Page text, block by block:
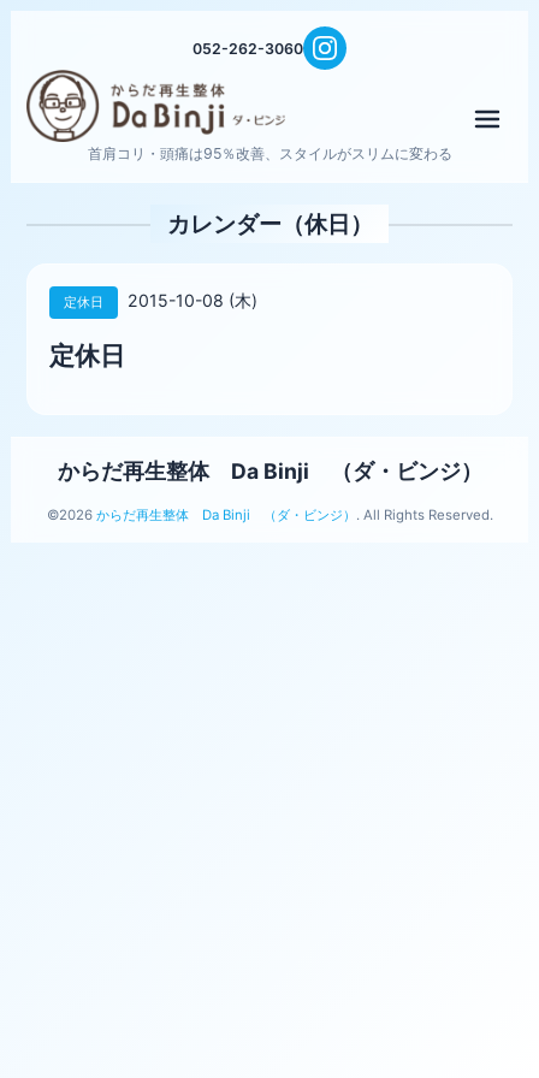
052-262-3060
首肩コリ・頭痛は95％改善、スタイルがスリムに変わる
カレンダー（休日）
定休日 2015-10-08 (木)
定休日
からだ再生整体 Da Binji （ダ・ビンジ）
©2026 からだ再生整体 Da Binji （ダ・ビンジ） . All Rights Reserved.